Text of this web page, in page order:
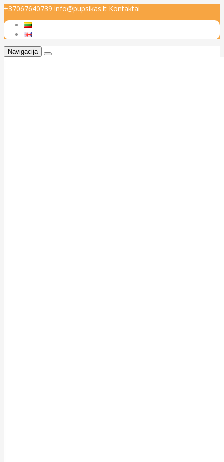
+37067640739 info@pupsikas.lt Kontaktai
Navigacija